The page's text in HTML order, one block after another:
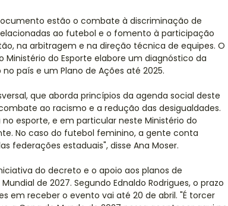
estão o combate à discriminação de
ao futebol e o fomento à participação
na arbitragem e na direção técnica de equipes. O
Ministério do Esporte elabore um diagnóstico da
país e um Plano de Ações até 2025.
que aborda princípios da agenda social deste
ao racismo e a redução das desigualdades.
esporte, e em particular neste Ministério do
No caso do futebol feminino, a gente conta
federações estaduais", disse Ana Moser.
do decreto e o apoio aos planos de
de 2027. Segundo Ednaldo Rodrigues, o prazo
em receber o evento vai até 20 de abril. "É torcer